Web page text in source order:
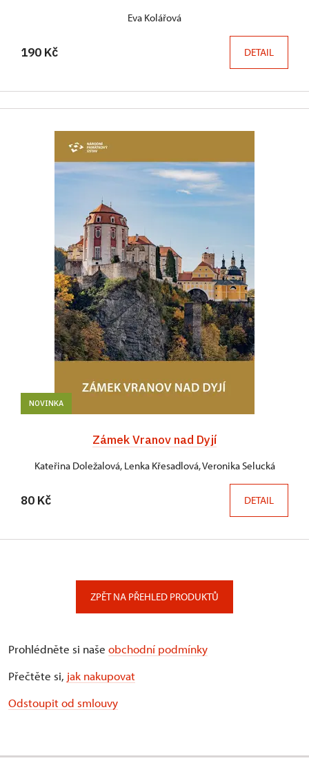
Eva Kolářová
190 Kč DETAIL
NOVINKA
Zámek Vranov nad Dyjí
Kateřina Doležalová, Lenka Křesadlová, Veronika Selucká
80 Kč DETAIL
ZPĚT NA PŘEHLED PRODUKTŮ
Prohlédněte si naše obchodní podmínky
Přečtěte si, jak nakupovat
Odstoupit od smlouvy